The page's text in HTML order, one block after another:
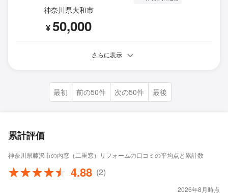
神奈川県大和市
¥50,000
さらに表示
最初 前の50件 次の50件 最後
累計評価
神奈川県藤沢市の内窓（二重窓）リフォームの口コミの平均点と累計数
4.88 (2)
2026年8月時点